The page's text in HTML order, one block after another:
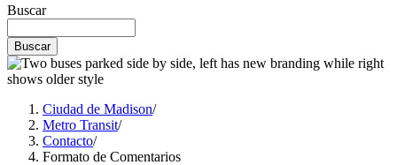
Buscar
Ciudad de Madison/
Metro Transit/
Contacto/
Formato de Comentarios